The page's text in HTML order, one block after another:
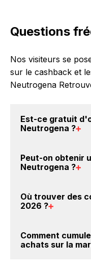
Questions
Nos visiteurs se
sur le cashback et
Neutrogena
Est-ce gratuit
Neutrogena ?
compte
cashback sur vos
Neutrogena.
Peut-on obtenir
Neutrogena ?
crédités sur votre
compte de vos
Où trouver des
2026 ?
promo sur les
site e-commerce
Comment
achats sur la